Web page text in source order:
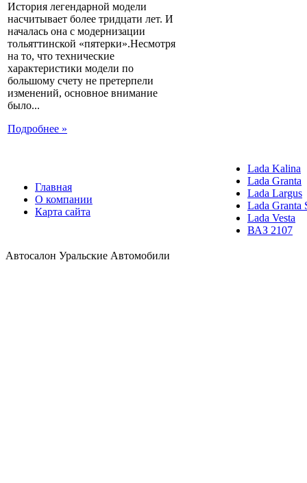
История легендарной модели
насчитывает более тридцати лет. И
началась она с модернизации
тольяттинской «пятерки».Несмотря
на то, что технические
характеристики модели по
большому счету не претерпели
изменений, основное внимание
было...
Подробнее »
Главная
О компании
Карта сайта
Lada Kalina
Lada Granta
Lada Largus
Lada Granta
Lada Vesta
ВАЗ 2107
Автосалон Уральские Автомобили